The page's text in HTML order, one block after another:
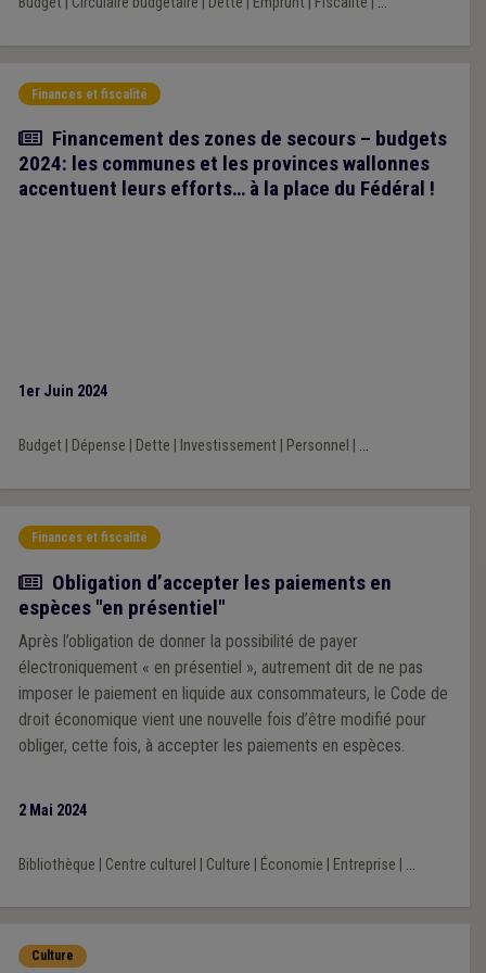
Finances et fiscalité
Article
Financement des zones de secours – budgets
2024: les communes et les provinces wallonnes
accentuent leurs efforts… à la place du Fédéral !
1er Juin 2024
Budget| Dépense Dette Investissement| Personnel ...
Finances et fiscalité
Actualité
Obligation d’accepter les paiements en
espèces "en présentiel"
Après l’obligation de donner la possibilité de payer
électroniquement « en présentiel », autrement dit de ne pas
imposer le paiement en liquide aux consommateurs, le Code de
droit économique vient une nouvelle fois d’être modifié pour
obliger, cette fois, à accepter les paiements en espèces.
2 Mai 2024
Bibliothèque Centre culturel Culture Économie Entreprise ...
Culture